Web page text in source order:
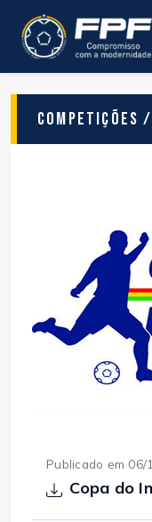
Competições
Publicado em
Copa do